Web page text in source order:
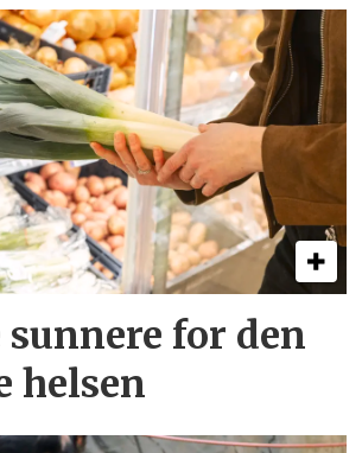
sunnere for den
helsen